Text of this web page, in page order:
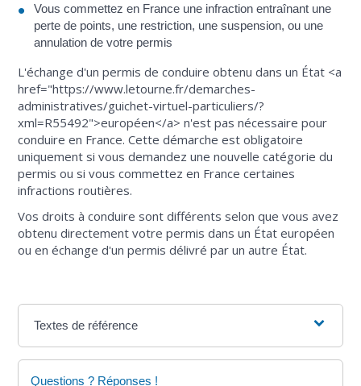
Vous commettez en France une infraction entraînant une
perte de points, une restriction, une suspension, ou une
annulation de votre permis
L'échange d'un permis de conduire obtenu dans un État <a
href="https://www.letourne.fr/demarches-
administratives/guichet-virtuel-particuliers/?
xml=R55492">européen</a> n'est pas nécessaire pour
conduire en France. Cette démarche est obligatoire
uniquement si vous demandez une nouvelle catégorie du
permis ou si vous commettez en France certaines
infractions routières.
Vos droits à conduire sont différents selon que vous avez
obtenu directement votre permis dans un État européen
ou en échange d'un permis délivré par un autre État.
Textes de référence
Questions ? Réponses !